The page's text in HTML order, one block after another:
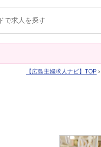
広島主婦求人ナビ TOP ›